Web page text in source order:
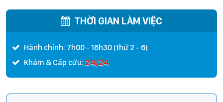
chuyên môn cho Bệnh việnTHỜI GIAN LÀM VIỆC
Hành chính: 7h00 - 16h30 (thứ 2 - 6)
Khám & Cấp cứu: 24/24